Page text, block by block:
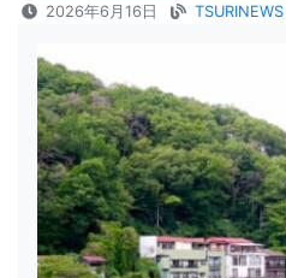
2026年6月16日 TSURINEWS